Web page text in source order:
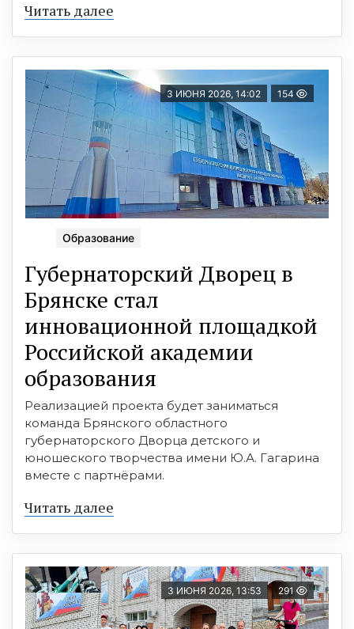
Читать далее
3 ИЮНЯ 2026, 14:02 154
Образование
Губернаторский Дворец в
Брянске стал
инновационной площадкой
Российской академии
образования
Реализацией проекта будет заниматься
команда Брянского областного
губернаторского Дворца детского и
юношеского творчества имени Ю.А. Гагарина
вместе с партнёрами.
Читать далее
3 ИЮНЯ 2026, 13:53 291